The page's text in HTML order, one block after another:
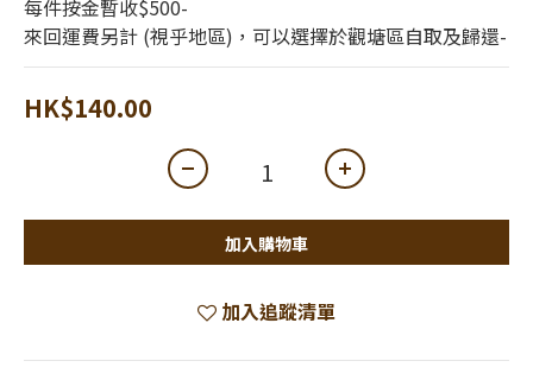
每件按金暫收$500-
來回運費另計 (視乎地區)，可以選擇於觀塘區自取及歸還-
HK$140.00
加入購物車
加入追蹤清單